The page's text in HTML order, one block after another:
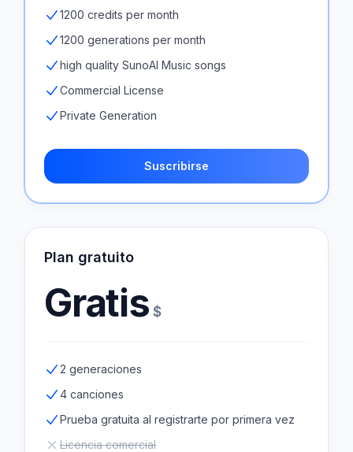
1200 credits per month
1200 generations per month
high quality SunoAI Music songs
Commercial License
Private Generation
Suscribirse
Plan gratuito
Gratis $
2 generaciones
4 canciones
Prueba gratuita al registrarte por primera vez
Licencia comercial